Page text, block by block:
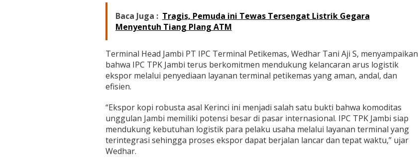
e
M
e
r
Baca Juga : Tragis, Pemuda ini Tewas Tersengat Listrik Gegara
Menyentuh Tiang Plang ATM
Terminal Head Jambi PT IPC Terminal Petikemas, Wedhar Tani Aji S, menyampaikan
bahwa IPC TPK Jambi terus berkomitmen mendukung kelancaran arus logistik
ekspor melalui penyediaan layanan terminal petikemas yang aman, andal, dan
efisien.
“Ekspor kopi robusta asal Kerinci ini menjadi salah satu bukti bahwa komoditas
unggulan Jambi memiliki potensi besar di pasar internasional. IPC TPK Jambi siap
mendukung kebutuhan logistik para pelaku usaha melalui layanan terminal yang
terintegrasi sehingga proses ekspor dapat berjalan lancar dan tepat waktu,” ujar
Wedhar.